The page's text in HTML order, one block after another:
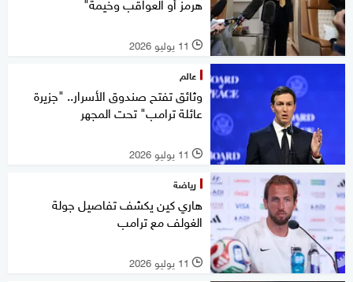
l 11 يوليو 2026
عالم
وثائق تفتح صندوق الأسرار.. "جزيرة
عائلة ترامب" تحت المجهر
l 11 يوليو 2026
رياضة
هاري كين يكشف تفاصيل جولة
الغولف مع ترامب
l 11 يوليو 2026